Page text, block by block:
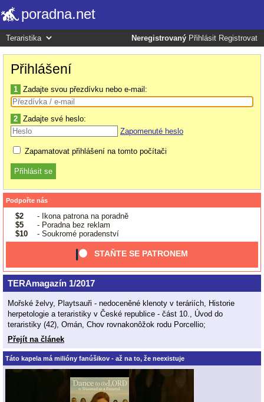
poradna.net
Neregistrovaný Přihlásit Registrovat
Přihlášení
1 Zadajte svou přezdívku nebo e-mail:
2 Zadajte své heslo:
Zapomenuté heslo
Zapamatovat přihlášení na tomto počítači
Podpořte nás
$2
- Ikona patrona na poradně
$5
- Poradna bez reklam
$10
- Soukromé poradenství
STAŇTE SE PATRONEM
TERAmagazín 1/2017
Mořské želvy, Playtsauři - nedoceněné klenoty v teráriích, Historie
herpetologie a teraristiky v České republice - část 10., Úvod do
teraristiky (42), Omán, Chov rovnakonôžok rodu Porcellio;
Přejít na článek
Táto kapela má milióny fanúšikov - až na to, že neexistuje